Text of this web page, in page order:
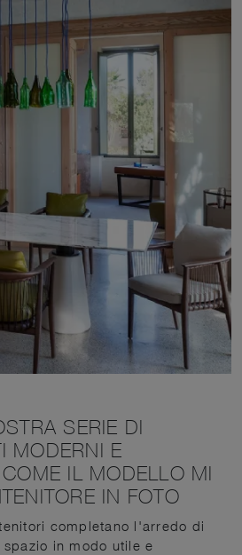
SERIE DI
MODERNI E
IL MODELLO MI
IN FOTO
completano l'arredo di
in modo utile e